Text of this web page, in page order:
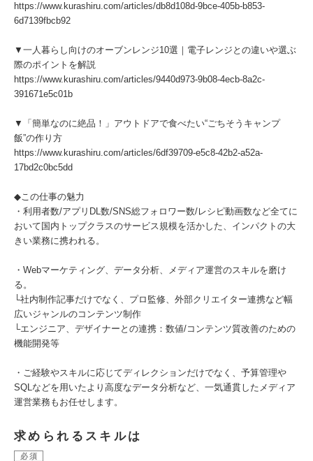
https://www.kurashiru.com/articles/db8d108d-9bce-405b-b853-
6d7139fbcb92
▼一人暮らし向けのオーブンレンジ10選｜電子レンジとの違いや選ぶ
際のポイントを解説
https://www.kurashiru.com/articles/9440d973-9b08-4ecb-8a2c-
391671e5c01b
▼「簡単なのに絶品！」アウトドアで食べたい“ごちそうキャンプ
飯”の作り方
https://www.kurashiru.com/articles/6df39709-e5c8-42b2-a52a-
17bd2c0bc5dd
◆この仕事の魅力
・利用者数/アプリDL数/SNS総フォロワー数/レシピ動画数など全てに
おいて国内トップクラスのサービス規模を活かした、インパクトの大
きい業務に携われる。
・Webマーケティング、データ分析、メディア運営のスキルを磨け
る。
└社内制作記事だけでなく、プロ監修、外部クリエイター連携など幅
広いジャンルのコンテンツ制作
└エンジニア、デザイナーとの連携：数値/コンテンツ質改善のための
機能開発等
・ご経験やスキルに応じてディレクションだけでなく、予算管理や
SQLなどを用いたより高度なデータ分析など、一気通貫したメディア
運営業務もお任せします。
求められるスキルは
必須